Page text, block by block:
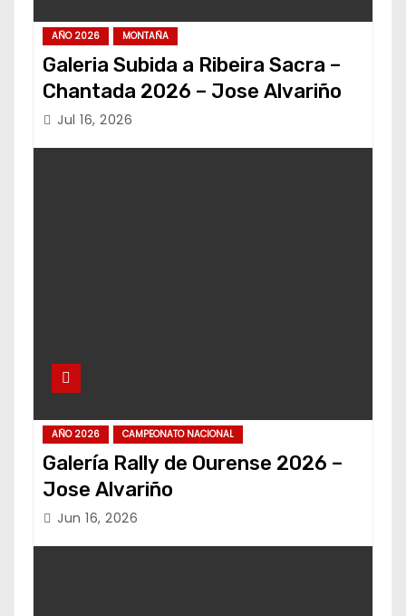
AÑO 2026 MONTAÑA
Galeria Subida a Ribeira Sacra –
Chantada 2026 – Jose Alvariño
Jul 16, 2026
AÑO 2026 CAMPEONATO NACIONAL
Galería Rally de Ourense 2026 –
Jose Alvariño
Jun 16, 2026